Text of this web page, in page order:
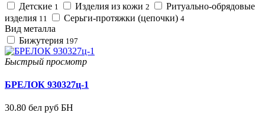
Детские 1 Изделия из кожи 2
Ритуально-обрядовые
изделия 11 Серьги-протяжки (цепочки) 4
Вид металла
Бижутерия 197
Быстрый просмотр
БРЕЛОК 930327ц-1
30.80 бел руб БН